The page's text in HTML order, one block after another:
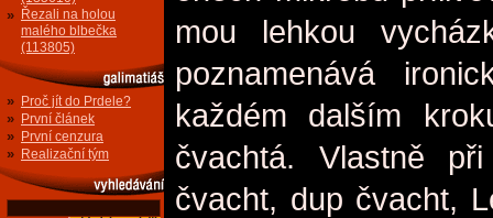
» Řezali na holou
malého blbečka
(113805)
» Proč jít do Prdele?
» První článek
» První cenzura
» Realizační tým
mou lehkou
poznamenává
každém dalším
čvachtá. Vlastně
čvacht, dup čvacht,